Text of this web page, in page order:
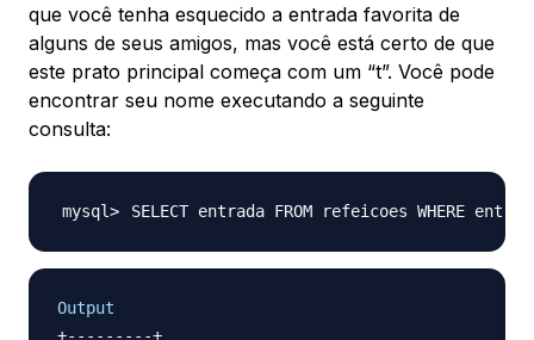
que você tenha esquecido a entrada favorita de
alguns de seus amigos, mas você está certo de que
este prato principal começa com um “t”. Você pode
encontrar seu nome executando a seguinte
consulta:
SELECT entrada FROM refeicoes WHERE
Output
+---------+